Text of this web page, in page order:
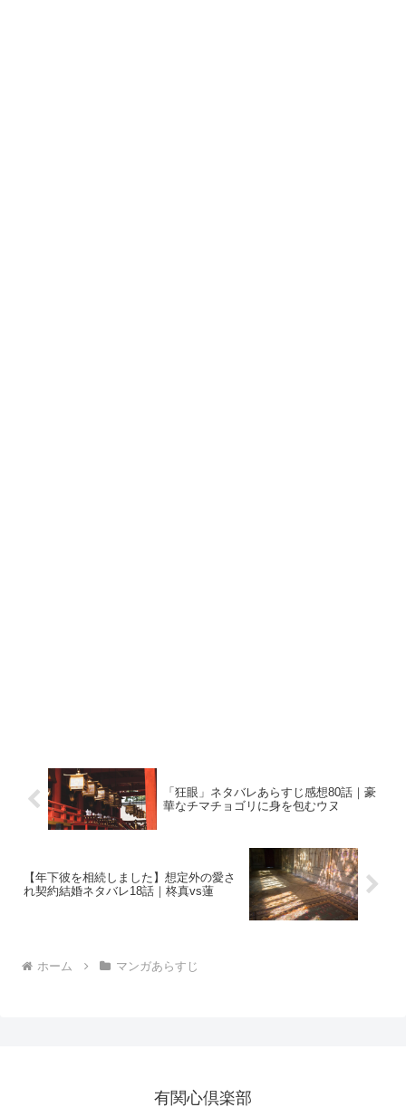
「狂眼」ネタバレあらすじ感想80話｜豪
華なチマチョゴリに身を包むウヌ
【年下彼を相続しました】想定外の愛さ
れ契約結婚ネタバレ18話｜柊真vs蓮
ホーム マンガあらすじ
有関心倶楽部